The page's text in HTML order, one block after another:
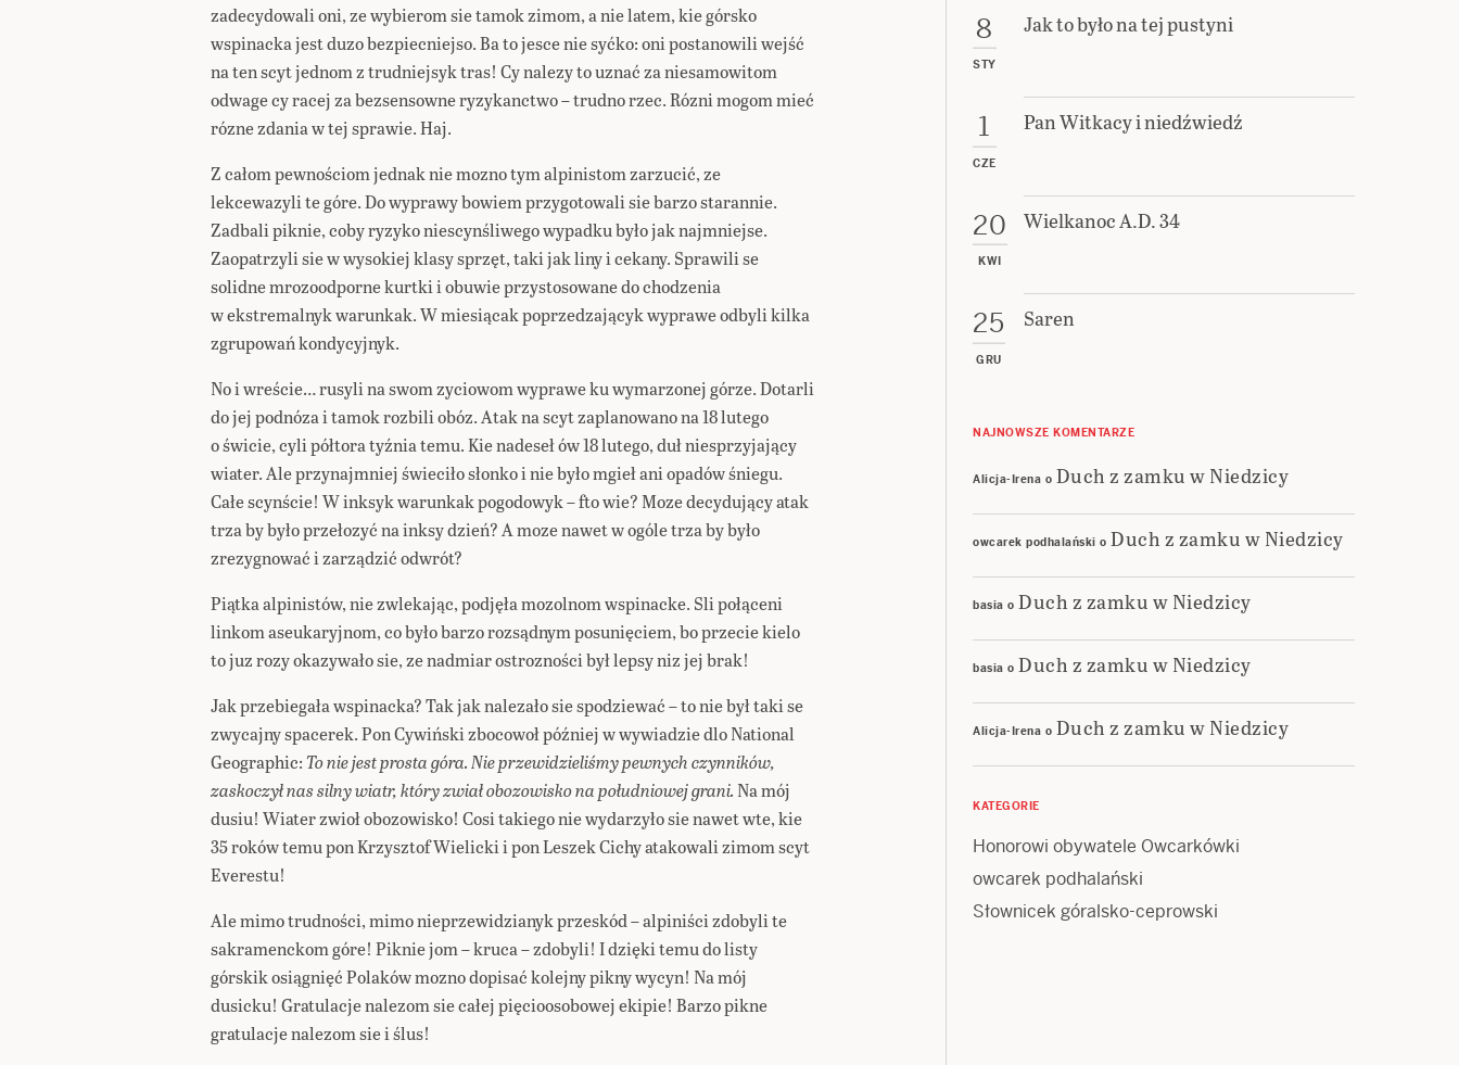
zadecydowali oni, ze wybierom sie tamok zimom, a nie latem, kie górsko
wspinacka jest duzo bezpiecniejso. Ba to jesce nie syćko: oni postanowili wejść
na ten scyt jednom z trudniejsyk tras! Cy nalezy to uznać za niesamowitom
odwage cy racej za bezsensowne ryzykanctwo – trudno rzec. Rózni mogom mieć
rózne zdania w tej sprawie. Haj.
Z całom pewnościom jednak nie mozno tym alpinistom zarzucić, ze
lekcewazyli te góre. Do wyprawy bowiem przygotowali sie barzo starannie.
Zadbali piknie, coby ryzyko niescynśliwego wypadku było jak najmniejse.
Zaopatrzyli sie w wysokiej klasy sprzęt, taki jak liny i cekany. Sprawili se
solidne mrozoodporne kurtki i obuwie przystosowane do chodzenia
w ekstremalnyk warunkak. W miesiącak poprzedzającyk wyprawe odbyli kilka
zgrupowań kondycyjnyk.
No i wreście… rusyli na swom zyciowom wyprawe ku wymarzonej górze. Dotarli
do jej podnóza i tamok rozbili obóz. Atak na scyt zaplanowano na 18 lutego
o świcie, cyli półtora tyźnia temu. Kie nadeseł ów 18 lutego, duł niesprzyjający
wiater. Ale przynajmniej świeciło słonko i nie było mgieł ani opadów śniegu.
Całe scynście! W inksyk warunkak pogodowyk – fto wie? Moze decydujący atak
trza by było przełozyć na inksy dzień? A moze nawet w ogóle trza by było
zrezygnować i zarządzić odwrót?
Piątka alpinistów, nie zwlekając, podjęła mozolnom wspinacke. Sli połąceni
linkom aseukaryjnom, co było barzo rozsądnym posunięciem, bo przecie kielo
to juz rozy okazywało sie, ze nadmiar ostrozności był lepsy niz jej brak!
Jak przebiegała wspinacka? Tak jak nalezało sie spodziewać – to nie był taki se
zwycajny spacerek. Pon Cywiński zbocowoł później w wywiadzie dlo National
Geographic: To nie jest prosta góra. Nie przewidzieliśmy pewnych czynników,
zaskoczył nas silny wiatr, który zwiał obozowisko na południowej grani. Na mój
dusiu! Wiater zwioł obozowisko! Cosi takiego nie wydarzyło sie nawet wte, kie
35 roków temu pon Krzysztof Wielicki i pon Leszek Cichy atakowali zimom scyt
Everestu!
Ale mimo trudności, mimo nieprzewidzianyk przeskód – alpiniści zdobyli te
sakramenckom góre! Piknie jom – kruca – zdobyli! I dzięki temu do listy
górskik osiągnięć Polaków mozno dopisać kolejny pikny wycyn! Na mój
dusicku! Gratulacje nalezom sie całej pięcioosobowej ekipie! Barzo pikne
gratulacje nalezom sie i ślus!
8
STY
Jak to było na tej pustyni
1
CZE
Pan Witkacy i niedźwiedź
20
KWI
Wielkanoc A.D. 34
25
GRU
Saren
NAJNOWSZE KOMENTARZE
Alicja-Irena o Duch z zamku w Niedzicy
owcarek podhalański o Duch z zamku w Niedzicy
basia o Duch z zamku w Niedzicy
basia o Duch z zamku w Niedzicy
Alicja-Irena o Duch z zamku w Niedzicy
KATEGORIE
Honorowi obywatele Owcarkówki
owcarek podhalański
Słownicek góralsko-ceprowski